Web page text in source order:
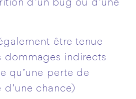
d’un bug ou d’une
être tenue
dommages indirects
qu’une perte de
chance)